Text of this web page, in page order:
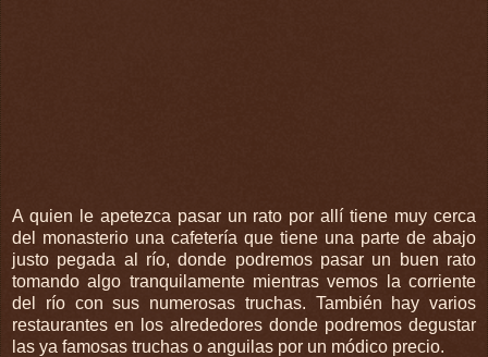
A quien le apetezca pasar un rato por allí tiene muy cerca
del monasterio una cafetería que tiene una parte de abajo
justo pegada al río, donde podremos pasar un buen rato
tomando algo tranquilamente mientras vemos la corriente
del río con sus numerosas truchas. También hay varios
restaurantes en los alrededores donde podremos degustar
las ya famosas truchas o anguilas por un módico precio.